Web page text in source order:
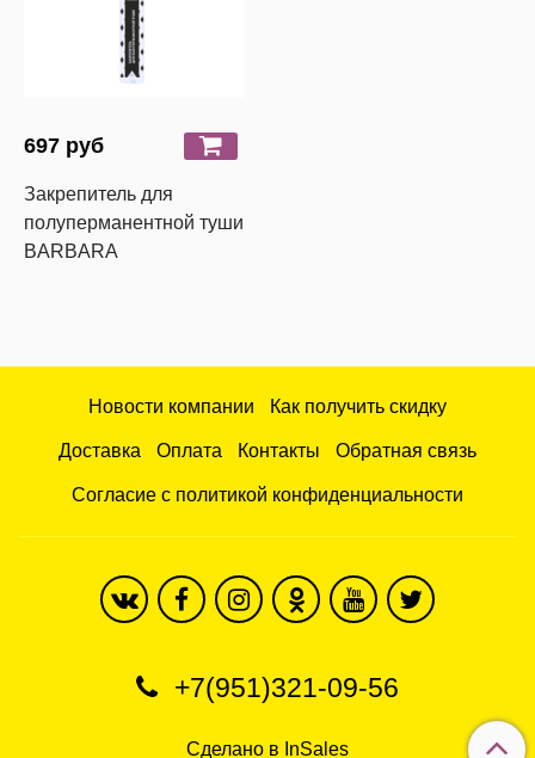
697 руб
Закрепитель для
полуперманентной туши
BARBARA
Новости компании Как получить скидку
Доставка Оплата Контакты Обратная связь
Согласие с политикой конфиденциальности
+7(951)321-09-56
Сделано в InSales